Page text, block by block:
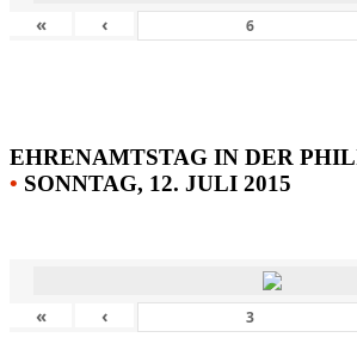
« ‹
EHRENAMTSTAG IN DER
• SONNTAG, 12. JULI 2015
« ‹